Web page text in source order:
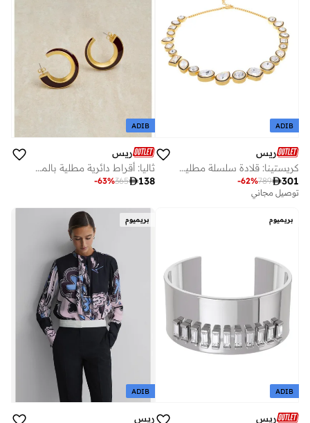
ADIB
ريس
كريستينا: قلادة سلسلة مطلية بالكريستال روك
301
789
-62%
توصيل مجاني
ADIB
ريس
ثاليا: أقراط دائرية مطلية بالمينا بلف
138
365
-63%
بريميوم
ADIB
ريس
بريميوم
ADIB
ريس